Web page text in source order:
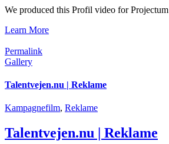
We produced this Profil video for Projectum
Learn More
Permalink
Gallery
Talentvejen.nu | Reklame
Kampagnefilm, Reklame
Talentvejen.nu | Reklame